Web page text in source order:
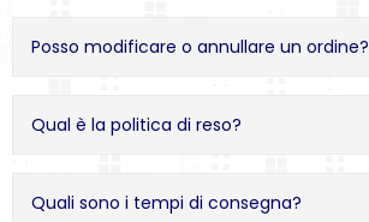
Posso modificare o annullare un ordine?
Qual è la politica di reso?
Quali sono i tempi di consegna?